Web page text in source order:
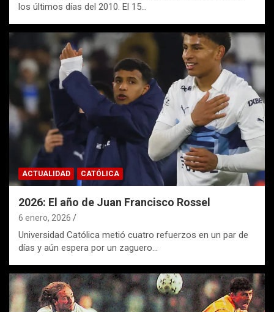
los últimos días del 2010. El 15…
ACTUALIDAD CATÓLICA
2026: El año de Juan Francisco Rossel
6 enero, 2026
Universidad Católica metió cuatro refuerzos en un par de
días y aún espera por un zaguero…